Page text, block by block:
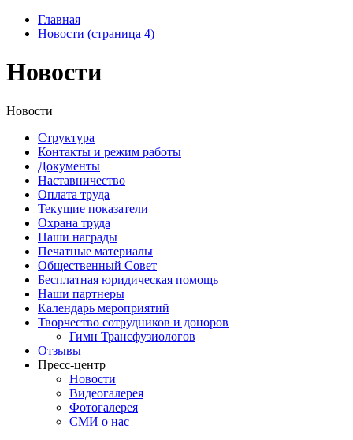
Главная
Новости (страница 4)
Новости
Новости
Структура
Контакты и режим работы
Документы
Наставничество
Оплата труда
Текущие показатели
Охрана труда
Наши награды
Печатные материалы
Общественный Совет
Бесплатная юридическая помощь
Наши партнеры
Календарь мероприятий
Творчество сотрудников и доноров
Гимн Трансфузиологов
Отзывы
Пресс-центр
Новости
Видеогалерея
Фотогалерея
СМИ о нас